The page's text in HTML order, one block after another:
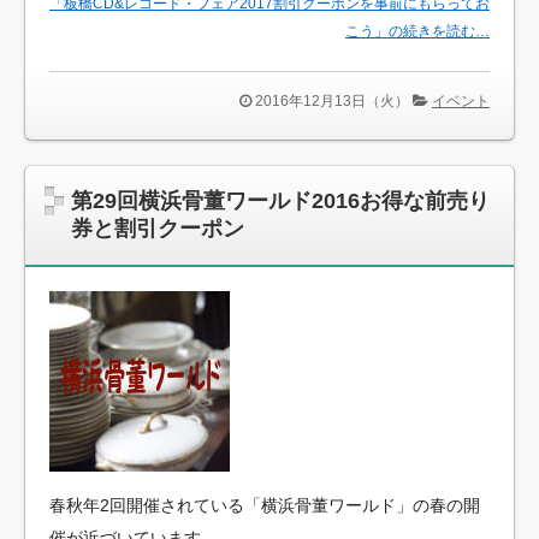
こう」の続きを読む…
2016年12月13日（火） イベント
第29回横浜骨董ワールド2016お得な前売り
券と割引クーポン
春秋年2回開催されている「横浜骨董ワールド」の春の開